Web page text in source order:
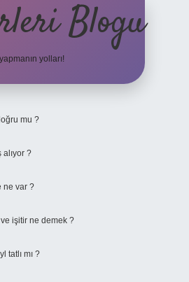
Blogu
yolları!
mu ?
?
ne var ?
işitir ne demek ?
tatlı mı ?